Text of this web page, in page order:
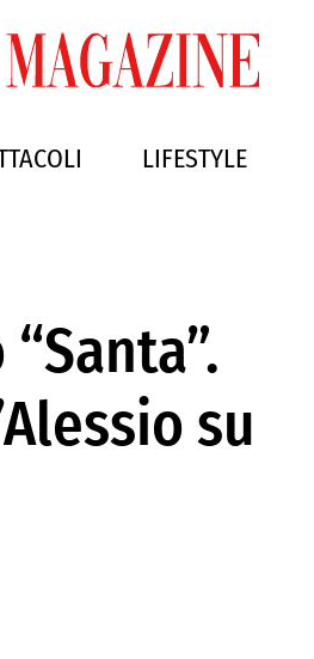
LIFESTYLE
su